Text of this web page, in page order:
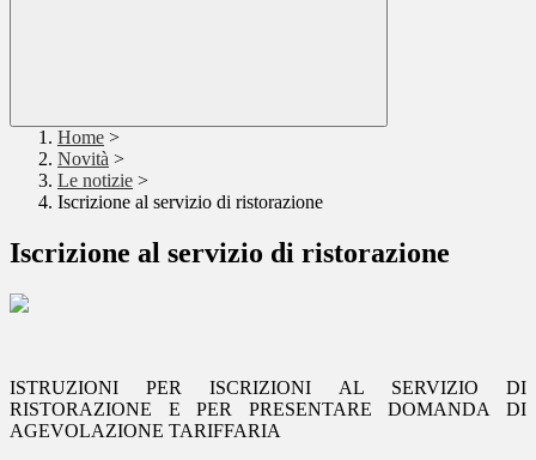
Home >
Novità >
Le notizie >
Iscrizione al servizio di ristorazione
Iscrizione al servizio di ristorazione
ISTRUZIONI PER ISCRIZIONI AL SERVIZIO DI
RISTORAZIONE E PER PRESENTARE DOMANDA DI
AGEVOLAZIONE TARIFFARIA